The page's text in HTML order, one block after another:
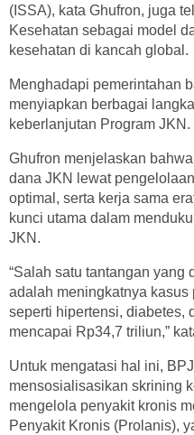
(ISSA), kata Ghufron, juga
Kesehatan sebagai model
kesehatan di kancah global.
Menghadapi pemerintahan
menyiapkan berbagai
keberlanjutan Program JKN.
Ghufron menjelaskan
dana JKN lewat
optimal, serta kerja sama
kunci utama dalam
JKN.
“Salah satu tantangan yang
adalah meningkatnya kasus
seperti hipertensi, diabetes,
mencapai Rp34,7 triliun,”
Untuk mengatasi hal ini,
mensosialisasikan skrining
mengelola penyakit kronis
Penyakit Kronis (Prolanis),